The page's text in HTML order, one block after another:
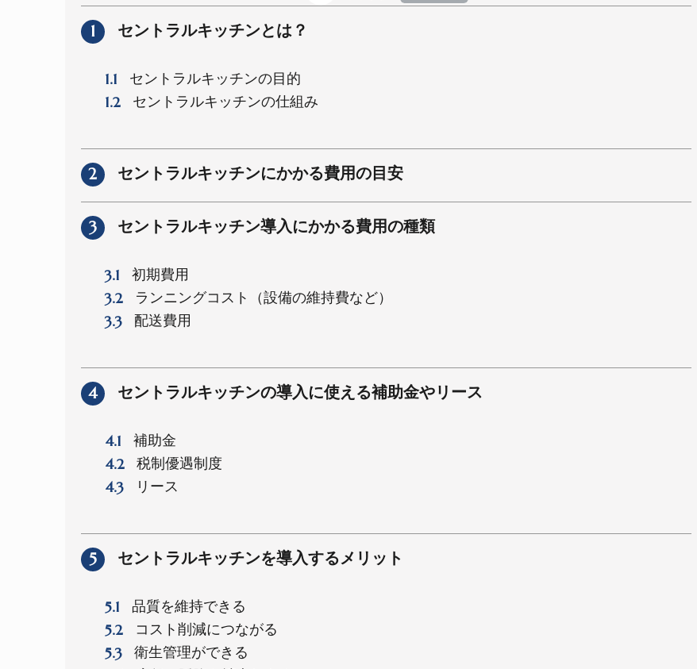
1 セントラルキッチンとは？
1.1 セントラルキッチンの目的
1.2 セントラルキッチンの仕組み
2 セントラルキッチンにかかる費用の目安
3 セントラルキッチン導入にかかる費用の種類
3.1 初期費用
3.2 ランニングコスト（設備の維持費など）
3.3 配送費用
4 セントラルキッチンの導入に使える補助金やリース
4.1 補助金
4.2 税制優遇制度
4.3 リース
5 セントラルキッチンを導入するメリット
5.1 品質を維持できる
5.2 コスト削減につながる
5.3 衛生管理ができる